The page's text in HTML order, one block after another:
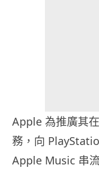
Apple 為推廣其
務，向
Apple Music 串